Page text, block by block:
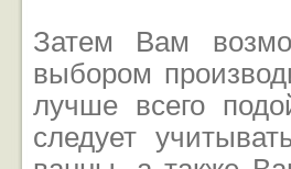
Затем Вам
выбором
лучше всего
следует